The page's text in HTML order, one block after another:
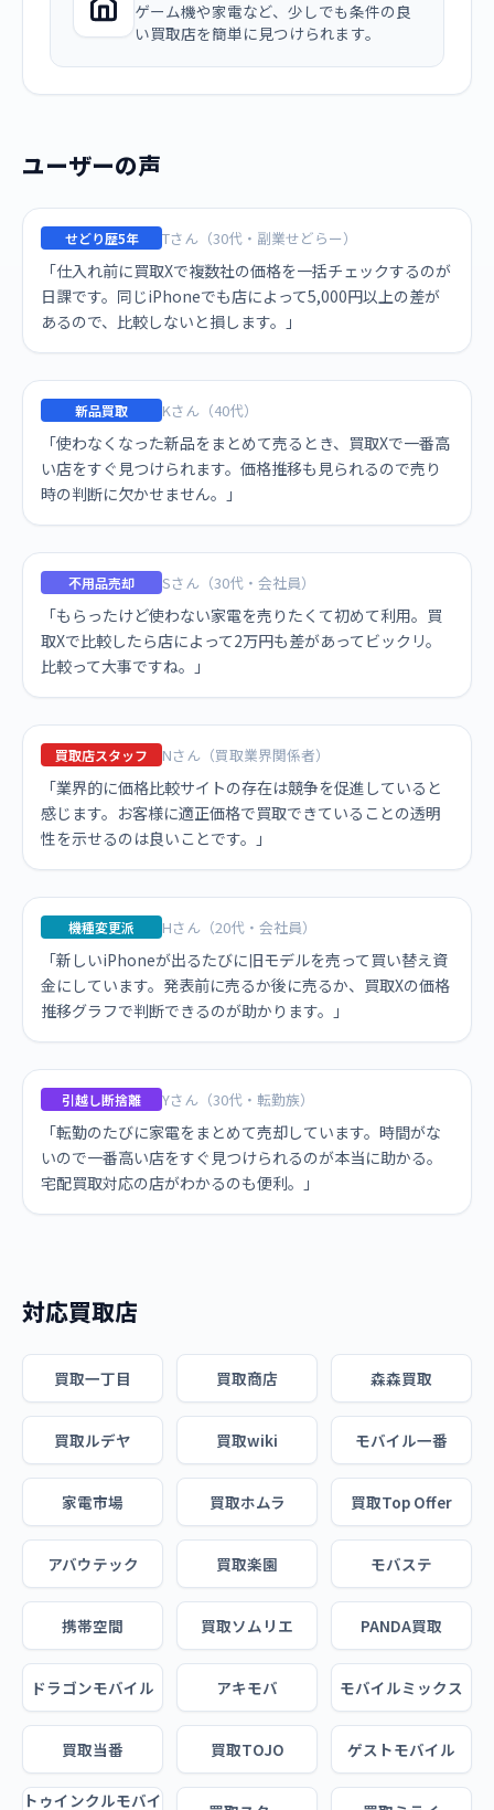
ゲーム機や家電など、少しでも条件の良
い買取店を簡単に見つけられます。
ユーザーの声
せどり歴5年 Tさん（30代・副業せどらー）
「仕入れ前に買取Xで複数社の価格を一括チェックするのが
日課です。同じiPhoneでも店によって5,000円以上の差が
あるので、比較しないと損します。」
新品買取 Kさん（40代）
「使わなくなった新品をまとめて売るとき、買取Xで一番高
い店をすぐ見つけられます。価格推移も見られるので売り
時の判断に欠かせません。」
不用品売却 Sさん（30代・会社員）
「もらったけど使わない家電を売りたくて初めて利用。買
取Xで比較したら店によって2万円も差があってビックリ。
比較って大事ですね。」
買取店スタッフ Nさん（買取業界関係者）
「業界的に価格比較サイトの存在は競争を促進していると
感じます。お客様に適正価格で買取できていることの透明
性を示せるのは良いことです。」
機種変更派 Hさん（20代・会社員）
「新しいiPhoneが出るたびに旧モデルを売って買い替え資
金にしています。発表前に売るか後に売るか、買取Xの価格
推移グラフで判断できるのが助かります。」
引越し断捨離 Yさん（30代・転勤族）
「転勤のたびに家電をまとめて売却しています。時間がな
いので一番高い店をすぐ見つけられるのが本当に助かる。
宅配買取対応の店がわかるのも便利。」
対応買取店
買取一丁目 買取商店 森森買取
買取ルデヤ 買取wiki モバイル一番
家電市場 買取ホムラ 買取Top Offer
アバウテック 買取楽園 モバステ
携帯空間 買取ソムリエ PANDA買取
ドラゴンモバイル アキモバ モバイルミックス
買取当番 買取TOJO ゲストモバイル
トゥインクルモバイ